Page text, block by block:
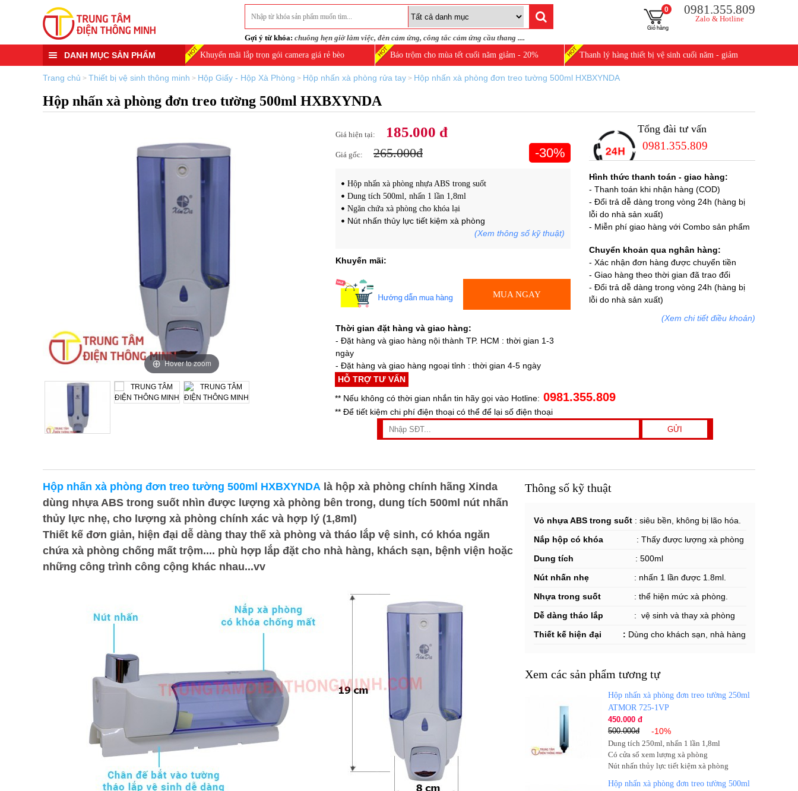
Gợi ý từ khóa: chuông hẹn giờ làm việc, đèn cảm ứng, công tắc cảm ứng cầu thang ....
0981.355.809
Zalo & Hotline
0
DANH MỤC SẢN PHẨM Khuyến mãi lắp trọn gói camera giá rẻ bèo Báo trộm cho mùa tết cuối năm giảm - 20% Thanh lý hàng thiết bị vệ sinh cuối năm - giảm
25%
Trang chủ > Thiết bị vệ sinh thông minh > Hộp Giấy - Hộp Xà Phòng > Hộp nhấn xà phòng rửa tay > Hộp nhấn xà phòng đơn treo tường 500ml HXBXYNDA
Hộp nhấn xà phòng đơn treo tường 500ml HXBXYNDA
Hover to zoom
Giá hiện tại: 185.000 đ
Giá gốc: 265.000đ -30%
Hộp nhấn xà phòng nhựa ABS trong suốt
Dung tích 500ml, nhấn 1 lần 1,8ml
Ngăn chứa xà phòng cho khóa lại
Nút nhấn thủy lực tiết kiệm xà phòng
(Xem thông số kỹ thuật)
Khuyến mãi:
MUA NGAY
Thời gian đặt hàng và giao hàng:
- Đặt hàng và giao hàng nội thành TP. HCM : thời gian 1-3
ngày
- Đặt hàng và giao hàng ngoại tỉnh : thời gian 4-5 ngày
Tổng đài tư vấn
0981.355.809
Hình thức thanh toán - giao hàng:
- Thanh toán khi nhận hàng (COD)
- Đổi trả dễ dàng trong vòng 24h (hàng bị
lỗi do nhà sản xuất)
- Miễn phí giao hàng với Combo sản phẩm
Chuyển khoản qua nghân hàng:
- Xác nhận đơn hàng được chuyển tiền
- Giao hàng theo thời gian đã trao đổi
- Đổi trả dễ dàng trong vòng 24h (hàng bị
lỗi do nhà sản xuất)
(Xem chi tiết điều khoản)
HỖ TRỢ TƯ VẤN
** Nếu không có thời gian nhắn tin hãy gọi vào Hotline: 0981.355.809
** Để tiết kiệm chi phí điện thoại có thể để lại số điện thoại
Hộp nhấn xà phòng đơn treo tường 500ml HXBXYNDA là hộp xà phòng chính hãng Xinda
dùng nhựa ABS trong suốt nhìn được lượng xà phòng bên trong, dung tích 500ml nút nhấn
thủy lực nhẹ, cho lượng xà phòng chính xác và hợp lý (1,8ml)
Thiết kế đơn giản, hiện đại dễ dàng thay thế xà phòng và tháo lắp vệ sinh, có khóa ngăn
chứa xà phòng chống mất trộm.... phù hợp lắp đặt cho nhà hàng, khách sạn, bệnh viện hoặc
những công trình công cộng khác nhau...vv
Thông số kỹ thuật
Vỏ nhựa ABS trong suốt : siêu bền, không bị lão hóa.
Nắp hộp có khóa
: Thấy được lượng xà phòng
Dung tích
: 500ml
Nút nhấn nhẹ : nhấn 1 lần được 1.8ml.
Nhựa trong suốt : thể hiện mức xà phòng.
Dễ dàng tháo lắp : vệ sinh và thay xà phòng
Thiết kế hiện đại : Dùng cho khách sạn, nhà hàng
Xem các sản phẩm tương tự
Hộp nhấn xà phòng đơn treo tường 250ml
ATMOR 725-1VP
450.000 đ
500.000đ
-10%
Dung tích 250ml, nhấn 1 lần 1,8ml
Có cửa sổ xem lượng xà phòng
Nút nhấn thủy lực tiết kiệm xà phòng
Hộp nhấn xà phòng đơn treo tường 500ml